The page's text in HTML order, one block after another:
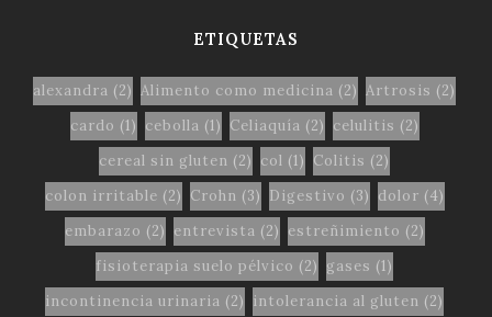
ETIQUETAS
alexandra (2) Alimento como medicina (2) Artrosis (2)
cardo (1) cebolla (1) Celiaquía (2) celulitis (2)
cereal sin gluten (2) col (1) Colitis (2)
colon irritable (2) Crohn (3) Digestivo (3) dolor (4)
embarazo (2) entrevista (2) estreñimiento (2)
fisioterapia suelo pélvico (2) gases (1)
incontinencia urinaria (2) intolerancia al gluten (2)